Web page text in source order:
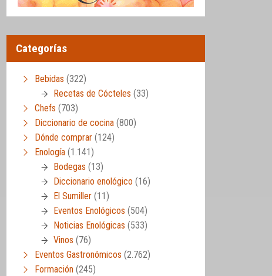
Categorías
Bebidas (322)
Recetas de Cócteles (33)
Chefs (703)
Diccionario de cocina (800)
Dónde comprar (124)
Enología (1.141)
Bodegas (13)
Diccionario enológico (16)
El Sumiller (11)
Eventos Enológicos (504)
Noticias Enológicas (533)
Vinos (76)
Eventos Gastronómicos (2.762)
Formación (245)